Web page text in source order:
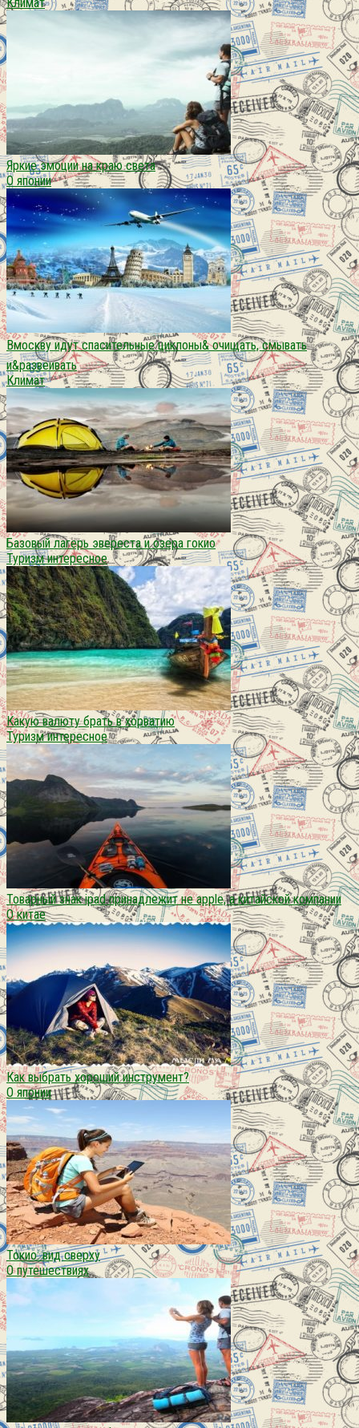
Климат
Яркие эмоции на краю света
О японии
Вмоскву идут спасительные циклоны& очищать, смывать
и&развеивать
Климат
Базовый лагерь эвереста и озера гокио
Туризм интересное
Какую валюту брать в хорватию
Туризм интересное
Товарный знак ipad принадлежит не apple, а китайской компании
О китае
Как выбрать хороший инструмент?
О японии
Токио: вид сверху
О путешествиях